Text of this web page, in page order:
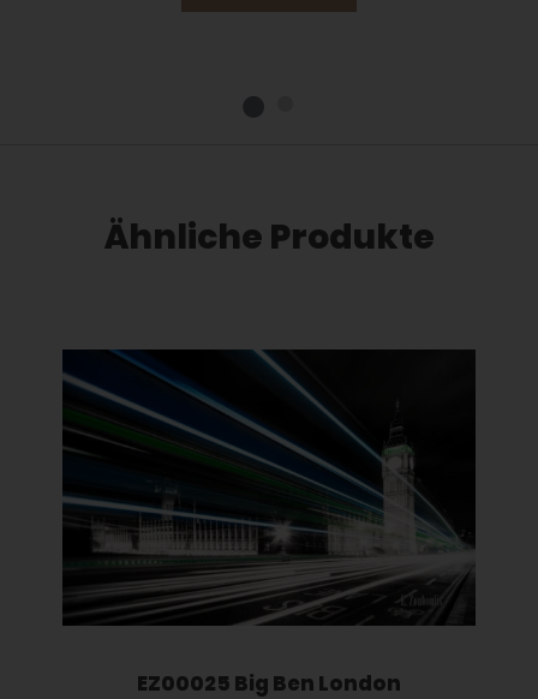
Ähnliche Produkte
Dieses Produkt weist mehrere Varianten auf. Die Optionen können auf der Produktseite gewählt werden
EZ00025 Big Ben London